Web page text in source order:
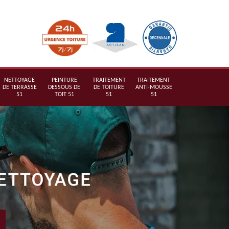
NETTOYAGE
DE TERRASSE
51
PEINTURE
DESSOUS DE
TOIT 51
TRAITEMENT
DE TOITURE
51
TRAITEMENT
ANTI-MOUSSE
51